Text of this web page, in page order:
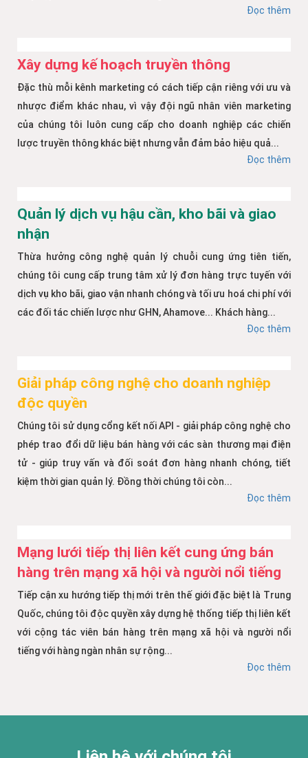
Đọc thêm
Xây dựng kế hoạch truyền thông
Đặc thù mỗi kênh marketing có cách tiếp cận riêng với ưu và
nhược điểm khác nhau, vì vậy đội ngũ nhân viên marketing
của chúng tôi luôn cung cấp cho doanh nghiệp các chiến
lược truyền thông khác biệt nhưng vẫn đảm bảo hiệu quả...
Đọc thêm
Quản lý dịch vụ hậu cần, kho bãi và giao
nhận
Thừa hưởng công nghệ quản lý chuỗi cung ứng tiên tiến,
chúng tôi cung cấp trung tâm xử lý đơn hàng trực tuyến với
dịch vụ kho bãi, giao vận nhanh chóng và tối ưu hoá chi phí với
các đối tác chiến lược như GHN, Ahamove... Khách hàng...
Đọc thêm
Giải pháp công nghệ cho doanh nghiệp
độc quyền
Chúng tôi sử dụng cổng kết nối API - giải pháp công nghệ cho
phép trao đổi dữ liệu bán hàng với các sàn thương mại điện
tử - giúp truy vấn và đối soát đơn hàng nhanh chóng, tiết
kiệm thời gian quản lý. Đồng thời chúng tôi còn...
Đọc thêm
Mạng lưới tiếp thị liên kết cung ứng bán
hàng trên mạng xã hội và người nổi tiếng
Tiếp cận xu hướng tiếp thị mới trên thế giới đặc biệt là Trung
Quốc, chúng tôi độc quyền xây dựng hệ thống tiếp thị liên kết
với cộng tác viên bán hàng trên mạng xã hội và người nổi
tiếng với hàng ngàn nhân sự rộng...
Đọc thêm